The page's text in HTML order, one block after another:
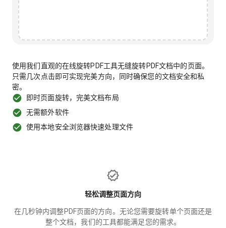
使用我们直观的在线旋转PDF工具无缝旋转PDF文档中的页面。
只需几次点击即可实现完美方向，同时确保您的文档安全和私
密。
即时页面旋转，完美文档布局
无需额外软件
使用本地安全浏览器快速处理文件
轻松调整页面方向
在几秒钟内调整PDF页面的方向。无论您需要旋转单个页面还是
整个文档，我们的工具都能满足您的需求。